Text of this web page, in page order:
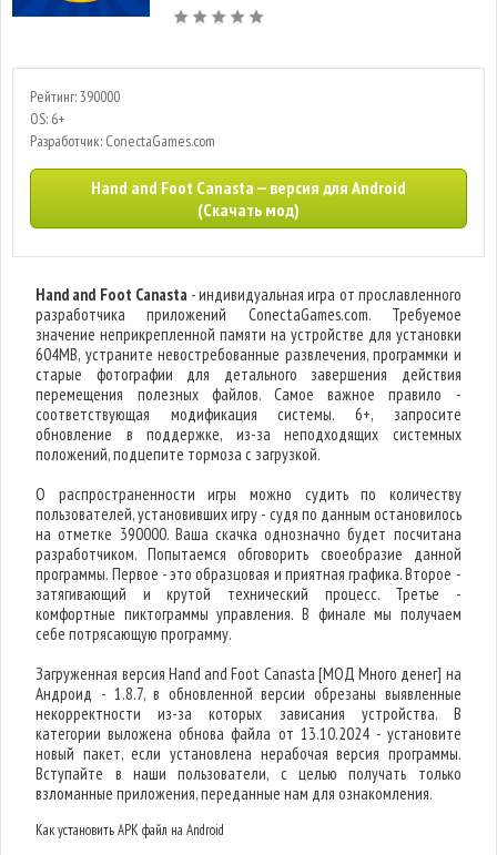
Рейтинг: 390000
OS: 6+
Разработчик: ConectaGames.com
Hand and Foot Canasta — версия для Android
(Скачать мод)
Hand and Foot Canasta- индивидуальная игра от прославленного
разработчика приложений ConectaGames.com. Требуемое
значение неприкрепленной памяти на устройстве для установки
604MB, устраните невостребованные развлечения, программки и
старые фотографии для детального завершения действия
перемещения полезных файлов. Самое важное правило -
соответствующая модификация системы. 6+, запросите
обновление в поддержке, из-за неподходящих системных
положений, подцепите тормоза с загрузкой.
О распространенности игры можно судить по количеству
пользователей, установивших игру - судя по данным остановилось
на отметке 390000. Ваша скачка однозначно будет посчитана
разработчиком. Попытаемся обговорить своеобразие данной
программы. Первое - это образцовая и приятная графика. Второе -
затягивающий и крутой технический процесс. Третье -
комфортные пиктограммы управления. В финале мы получаем
себе потрясающую программу.
Загруженная версия Hand and Foot Canasta [МОД Много денег] на
Андроид - 1.8.7, в обновленной версии обрезаны выявленные
некорректности из-за которых зависания устройства. В
категории выложена обнова файла от 13.10.2024 - установите
новый пакет, если установлена нерабочая версия программы.
Вступайте в наши пользователи, с целью получать только
взломанные приложения, переданные нам для ознакомления.
Как установить APK файл на Android